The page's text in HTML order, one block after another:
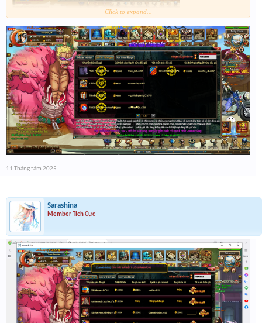
Click to expand...
11 Tháng tám 2025
Sarashina
Member Tích Cực